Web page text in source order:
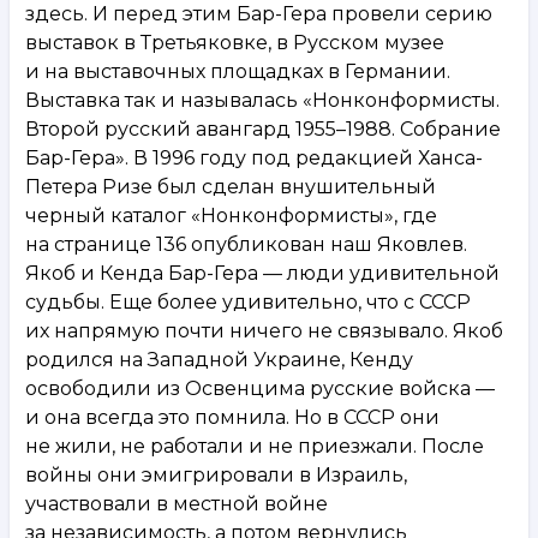
здесь. И перед этим Бар-Гера провели серию
выставок в Третьяковке, в Русском музее
и на выставочных площадках в Германии.
Выставка так и называлась «Нонконформисты.
Второй русский авангард 1955–1988. Собрание
Бар-Гера». В 1996 году под редакцией Ханса-
Петера Ризе был сделан внушительный
черный каталог «Нонконформисты», где
на странице 136 опубликован наш Яковлев.
Якоб и Кенда Бар-Гера — люди удивительной
судьбы. Еще более удивительно, что с СССР
их напрямую почти ничего не связывало. Якоб
родился на Западной Украине, Кенду
освободили из Освенцима русские войска —
и она всегда это помнила. Но в СССР они
не жили, не работали и не приезжали. После
войны они эмигрировали в Израиль,
участвовали в местной войне
за независимость, а потом вернулись